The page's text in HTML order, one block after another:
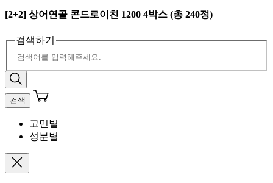
[2+2] 상어연골 콘드로이친 1200 4박스 (총 240정)
검색하기
검색
고민별
성분별